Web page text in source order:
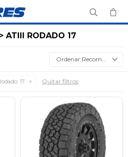
ATIII RODADO 17
Recomendados
17 Quitar filtros